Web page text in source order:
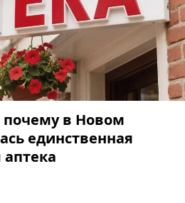
почему в Новом
единственная